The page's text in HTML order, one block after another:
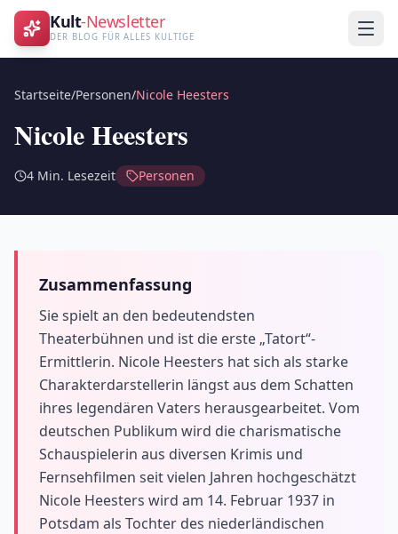
Kult-Newsletter
DER BLOG FÜR ALLES KULTIGE
Startseite/Personen/Nicole Heesters
Nicole Heesters
4 Min. Lesezeit Personen
Zusammenfassung
Sie spielt an den bedeutendsten
Theaterbühnen und ist die erste „Tatort“-
Ermittlerin. Nicole Heesters hat sich als starke
Charakterdarstellerin längst aus dem Schatten
ihres legendären Vaters herausgearbeitet. Vom
deutschen Publikum wird die charismatische
Schauspielerin aus diversen Krimis und
Fernsehfilmen seit vielen Jahren hochgeschätzt
Nicole Heesters wird am 14. Februar 1937 in
Potsdam als Tochter des niederländischen